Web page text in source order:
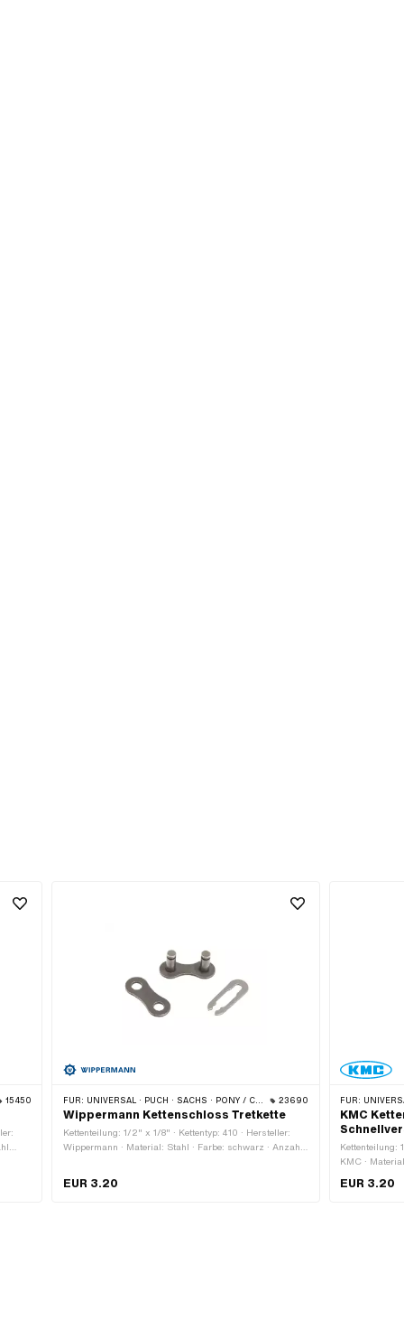
15450 FÜR: UNIVERSAL · PUCH · SACHS · PONY / CILO (BETA 521 & 512) · PIAGGIO · ZÜNDAPP BELMONDO · SOLEX · ALPA CHOPPER / TURBO · CILO 23690
Wippermann Kettenschloss Tretkette
Kettenteilung: 1/2" x 1/8" · Kettentyp: 410 · Hersteller:
Wippermann · Material: Stahl · Farbe: schwarz · Anzahl
EUR 3.20
FÜR: UNIVERSAL · PUCH · SACHS
KMC
Kettenteilung:
KMC ·
EUR 3.20